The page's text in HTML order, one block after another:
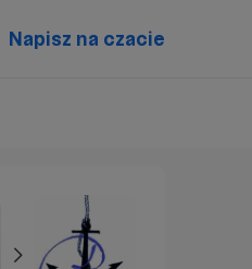
Napisz na czacie